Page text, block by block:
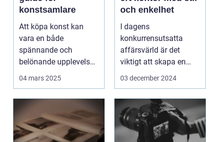
konstsamlare
Att köpa konst kan
vara en både
spännande och
belönande upplevelse.
Det handlar...
04 mars 2025
och enkelhet
I dagens
konkurrensutsatta
affärsvärld är det
viktigt att skapa en
arbetsmiljö s...
03 december 2024